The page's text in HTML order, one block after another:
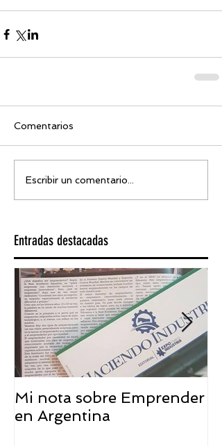
Comentarios
Escribir un comentario...
Entradas destacadas
Mi nota sobre Emprender
en Argentina